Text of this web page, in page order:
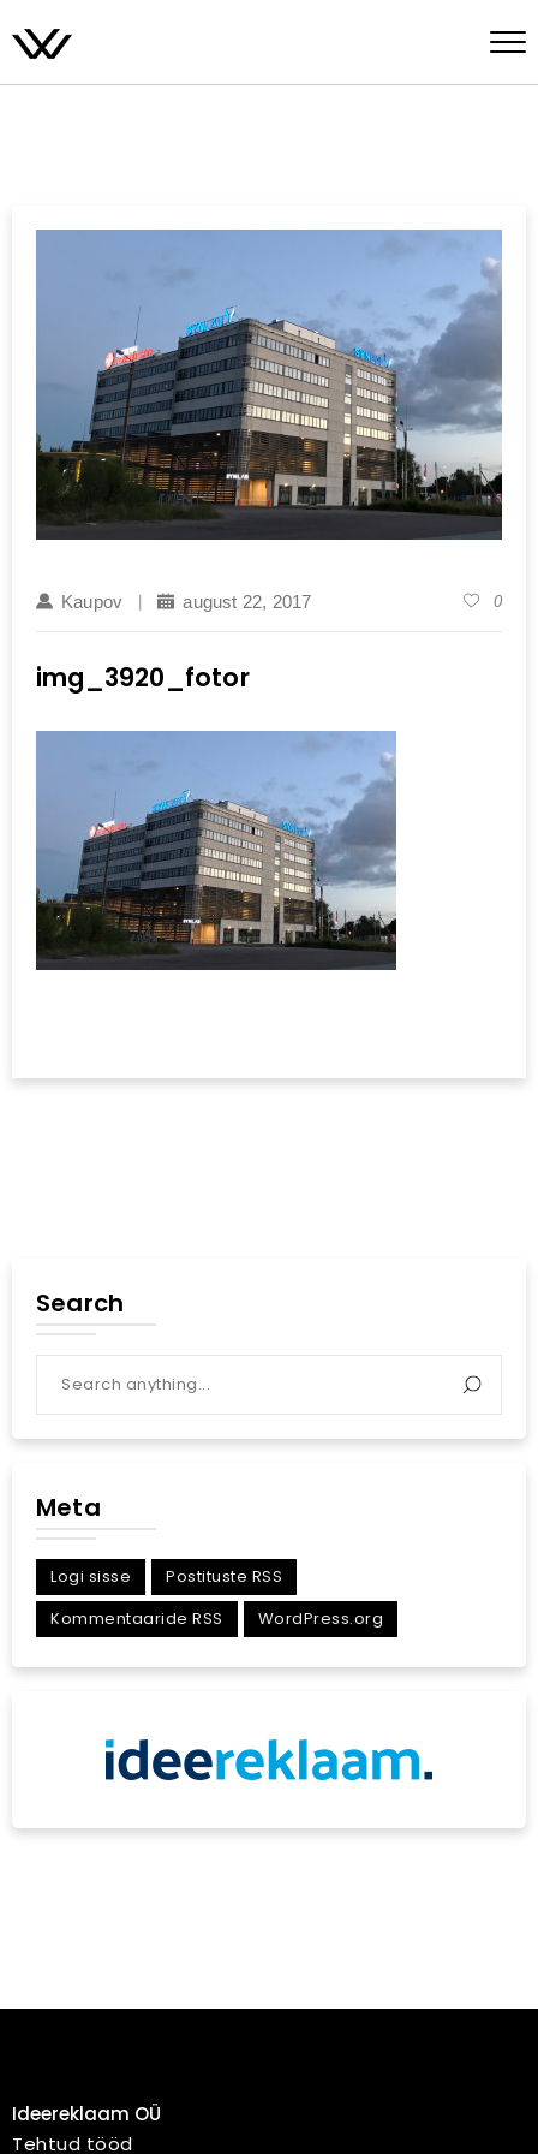
Kaupov august 22, 2017 0
img_3920_fotor
Search
Meta
Logi sisse
Postituste RSS
Kommentaaride RSS
WordPress.org
Ideereklaam OÜ
Tehtud tööd